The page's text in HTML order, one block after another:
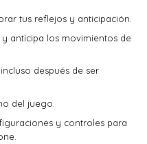
tus reflejos y anticipación.
anticipa los movimientos de
después de ser
del juego.
y controles para